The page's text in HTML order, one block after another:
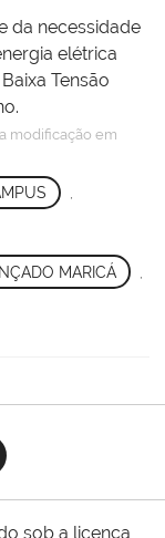
da necessidade
elétrica
Tensão
modificação em
MARICÁ
sob a licença